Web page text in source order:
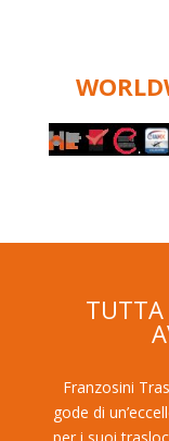
TUTTA
Franzosini
gode di